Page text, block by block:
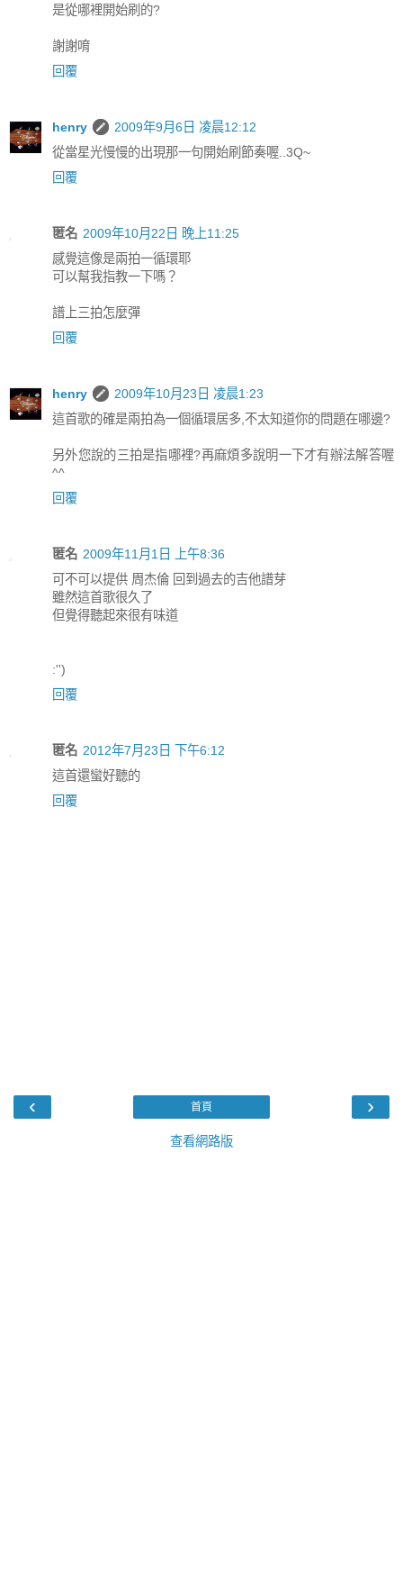
是從哪裡開始刷的?
謝謝唷
回覆
henry
2009年9月6日 凌晨12:12
從當星光慢慢的出現那一句開始刷節奏喔..3Q~
回覆
匿名 2009年10月22日 晚上11:25
感覺這像是兩拍一循環耶
可以幫我指教一下嗎？
譜上三拍怎麼彈
回覆
henry
2009年10月23日 凌晨1:23
這首歌的確是兩拍為一個循環居多,不太知道你的問題在哪邊?
另外您說的三拍是指哪裡?再麻煩多說明一下才有辦法解答喔
^^
回覆
匿名 2009年11月1日 上午8:36
可不可以提供 周杰倫 回到過去的吉他譜芽
雖然這首歌很久了
但覺得聽起來很有味道
:'')
回覆
匿名 2012年7月23日 下午6:12
這首還蠻好聽的
回覆
‹ ›
首頁
查看網路版